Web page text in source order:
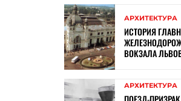
АРХИТЕКТУРА
ИСТОРИЯ
ВОКЗАЛА
АРХИТЕКТУРА